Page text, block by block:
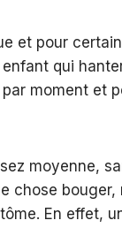
et pour
enfant qui
moment et
moyenne,
chose
En effet,